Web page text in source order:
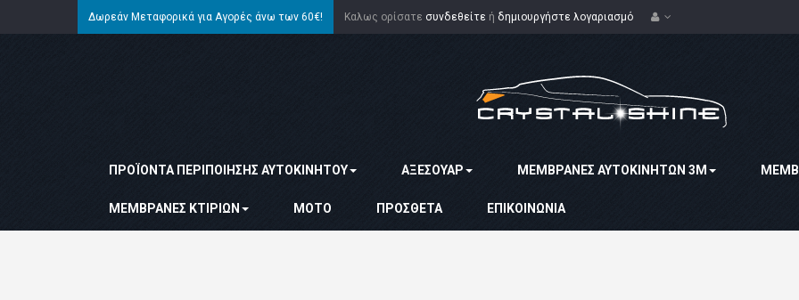
Δωρεάν Μεταφορικά για Αγορές άνω των 60€! Καλως ορίσατε συνδεθείτε ή δημιουργήστε λογαριασμό
ΠΡΟΪΌΝΤΑ ΠΕΡΙΠΟΊΗΣΗΣ ΑΥΤΟΚΙΝΉΤΟΥ ΑΞΕΣΟΥΆΡ MΕΜΒΡΆΝΕΣ ΑΥΤΟΚΙΝΉΤΩΝ 3Μ
ΜΕΜΒΡΆΝΕΣ ΚΤΙΡΊΩΝ ΜΌΤΟ ΠΡΌΣΘΕΤΑ ΕΠΙΚΟΙΝΩΝΊΑ